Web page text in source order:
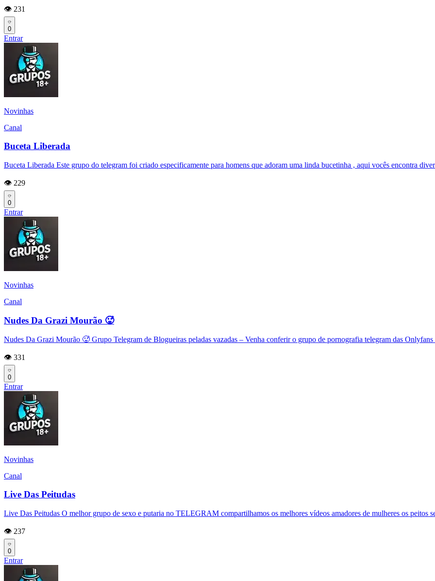
👁️ 231
0
Entrar
Novinhas
Canal
Buceta Liberada
Buceta Liberada Este grupo do telegram foi criado especificamente para homens que adoram uma linda bucetinha , aqui vocês encontra
👁️ 229
0
Entrar
Novinhas
Canal
Nudes Da Grazi Mourão 🥵
Nudes Da Grazi Mourão 🥵 Grupo Telegram de Blogueiras peladas vazadas – Venha conferir o grupo de pornografia telegram das
👁️ 331
0
Entrar
Novinhas
Canal
Live Das Peitudas
Live Das Peitudas O melhor grupo de sexo e putaria no TELEGRAM compartilhamos os melhores vídeos amadores de mulheres os peitos
👁️ 237
0
Entrar